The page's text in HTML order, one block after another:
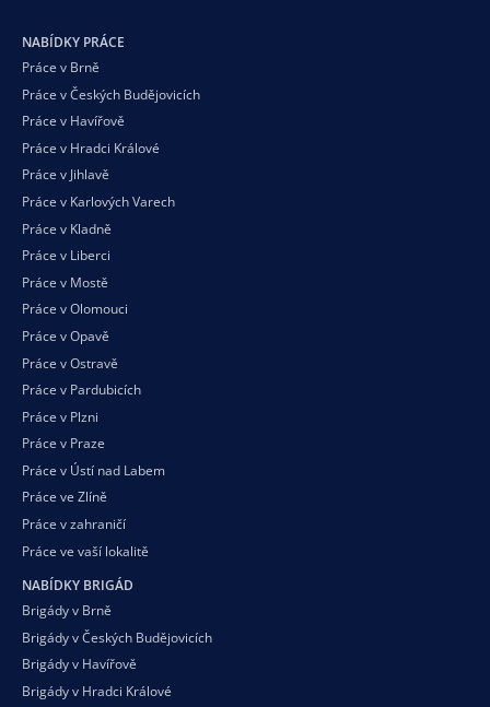
NABÍDKY PRÁCE
Práce v Brně
Práce v Českých Budějovicích
Práce v Havířově
Práce v Hradci Králové
Práce v Jihlavě
Práce v Karlových Varech
Práce v Kladně
Práce v Liberci
Práce v Mostě
Práce v Olomouci
Práce v Opavě
Práce v Ostravě
Práce v Pardubicích
Práce v Plzni
Práce v Praze
Práce v Ústí nad Labem
Práce ve Zlíně
Práce v zahraničí
Práce ve vaší lokalitě
NABÍDKY BRIGÁD
Brigády v Brně
Brigády v Českých Budějovicích
Brigády v Havířově
Brigády v Hradci Králové